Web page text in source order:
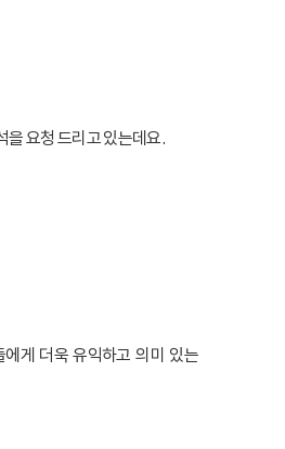
을 요청 드리고 있는데요.
게 더욱 유익하고 의미 있는